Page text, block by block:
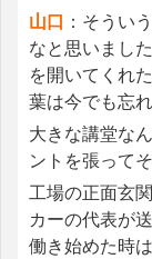
山口 ：そうい
なと思いまし
を開いてくれ
葉は今でも忘れ
大きな講堂な
ントを張って
工場の正面玄
カーの代表が
働き始めた時